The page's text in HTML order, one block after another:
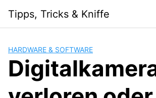
content
Tipps, Tricks & Kniffe
HARDWARE & SOFTWARE